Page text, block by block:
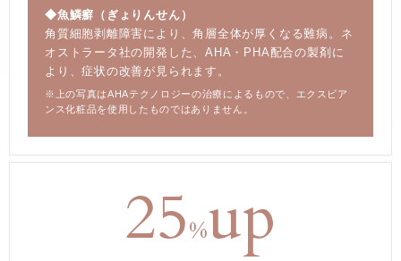
◆魚鱗癬（ぎょりんせん）
角質細胞剥離障害により、角層全体が厚くなる難病。ネ
オストラータ社の開発した、AHA・PHA配合の製剤に
より、症状の改善が見られます。
※上の写真はAHAテクノロジーの治療によるもので、エクスビア
ンス化粧品を使用したものではありません。
25%up